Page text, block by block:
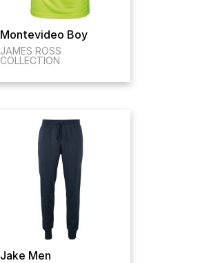
Montevideo Boy
JAMES ROSS
COLLECTION
Jake Men